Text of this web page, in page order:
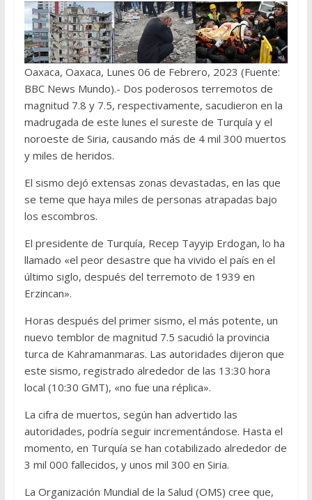
Oaxaca, Oaxaca, Lunes 06 de Febrero, 2023 (Fuente:
BBC News Mundo).- Dos poderosos terremotos de
magnitud 7.8 y 7.5, respectivamente, sacudieron en la
madrugada de este lunes el sureste de Turquía y el
noroeste de Siria, causando más de 4 mil 300 muertos
y miles de heridos.
El sismo dejó extensas zonas devastadas, en las que
se teme que haya miles de personas atrapadas bajo
los escombros.
El presidente de Turquía, Recep Tayyip Erdogan, lo ha
llamado «el peor desastre que ha vivido el país en el
último siglo, después del terremoto de 1939 en
Erzincan».
Horas después del primer sismo, el más potente, un
nuevo temblor de magnitud 7.5 sacudió la provincia
turca de Kahramanmaras. Las autoridades dijeron que
este sismo, registrado alrededor de las 13:30 hora
local (10:30 GMT), «no fue una réplica».
La cifra de muertos, según han advertido las
autoridades, podría seguir incrementándose. Hasta el
momento, en Turquía se han cotabilizado alrededor de
3 mil 000 fallecidos, y unos mil 300 en Siria.
La Organización Mundial de la Salud (OMS) cree que,